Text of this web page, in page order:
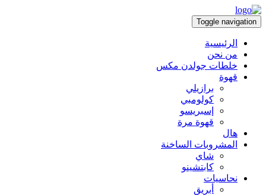
Toggle navigation
الرئيسية
من نحن
خلطات جولدن مكس
قهوة
برازيلي
كولومبي
إسبريسو
قهوة مرة
هال
المشروبات الساخنة
شاي
كابتشينو
نحاسيات
أبريق